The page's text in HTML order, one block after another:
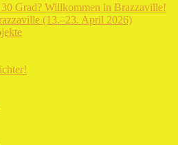
Grad? Willkommen in Brazzaville!
(13.–23. April 2026)